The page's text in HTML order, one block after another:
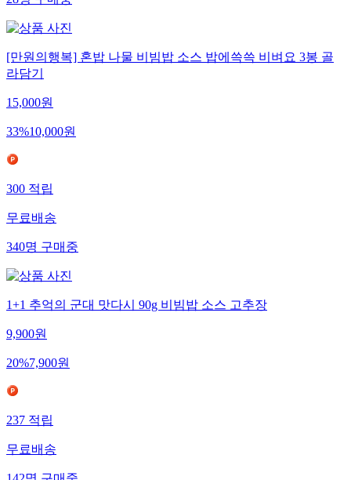
28명구매중
[만원의행복] 혼밥 나물 비빔밥 소스 밥에쓱쓱 비벼요 3봉 골
라담기
15,000원
33%10,000원
300적립
무료배송
340명구매중
1+1 추억의 군대 맛다시 90g 비빔밥 소스 고추장
9,900원
20%7,900원
237적립
무료배송